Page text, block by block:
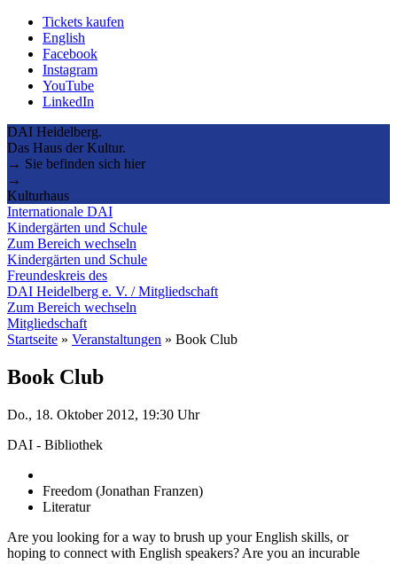
Tickets kaufen
English
Facebook
Instagram
YouTube
LinkedIn
DAI Heidelberg.
Das Haus der Kultur.
→ Sie befinden sich hier
→
Kulturhaus
Internationale DAI
Kindergärten und Schule
Zum Bereich wechseln
Kindergärten und Schule
Freundeskreis des
DAI Heidelberg e. V. / Mitgliedschaft
Zum Bereich wechseln
Mitgliedschaft
Startseite » Veranstaltungen » Book Club
Book Club
Do., 18. Oktober 2012, 19:30 Uhr
DAI - Bibliothek
Freedom (Jonathan Franzen)
Literatur
Are you looking for a way to brush up your English skills, or
hoping to connect with English speakers? Are you an incurable